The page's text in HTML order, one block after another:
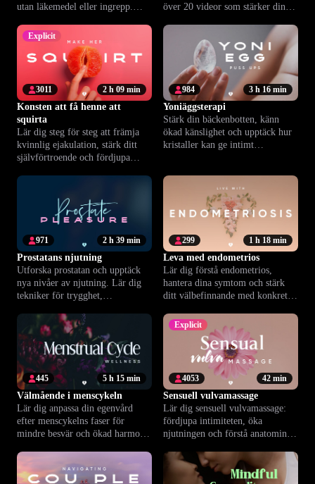
utan läkemedel eller ingrepp.
över 20 videor som stärker din
Explicit
2 h 09 min
3011
Konsten att få henne att
squirta
Lär dig steg för steg att främja
kvinnlig ejakulation, stärk ditt
självförtroende och fördjupa
3 h 16 min
984
Yoniäggsterapi
Stärk din bäckenbotten, känn
ökad känslighet och upptäck hur
kristaller kan ge intimt
2 h 39 min
971
Prostatans njutning
Utforska prostatan och upptäck
nya nivåer av njutning. Lär dig
tekniker för trygghet,
välbefinnande.
1 h 18 min
299
Leva med endometrios
Lär dig förstå endometrios,
hantera dina symtom och stärk
ditt välbefinnande med konkreta
5 h 15 min
445
Välmående i menscykeln
Lär dig anpassa din egenvård
efter menscykelns faser för
mindre besvär och ökad harmoni
Explicit
42 min
4053
Sensuell vulvamassage
Lär dig sensuell vulvamassage:
fördjupa intimiteten, öka
njutningen och förstå anatomin